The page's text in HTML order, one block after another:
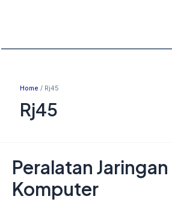
Home Rj45
Rj45
Peralatan Jaringan
Komputer
Peralatan
Jaringan
Komputer